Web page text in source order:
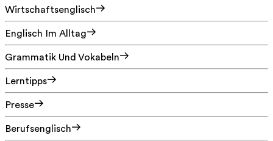
Wirtschaftsenglisch
Englisch Im Alltag
Grammatik Und Vokabeln
Lerntipps
Presse
Berufsenglisch